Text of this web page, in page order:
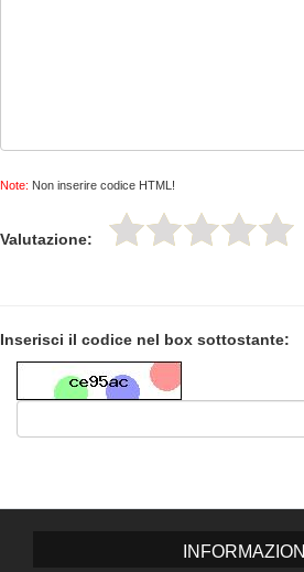
Note: Non inserire codice HTML!
Valutazione:
Inserisci il codice nel box sottostante:
INFORMAZIONI